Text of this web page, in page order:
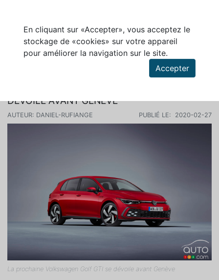
En cliquant sur «Accepter», vous acceptez le
stockage de «cookies» sur votre appareil
pour améliorer la navigation sur le site.
Accepter
DÉVOILE AVANT GENÈVE
AUTEUR: DANIEL-RUFIANGE PUBLIÉ LE: 2020-02-27
La prochaine Volkswagen Golf GTI se dévoile avant Genève